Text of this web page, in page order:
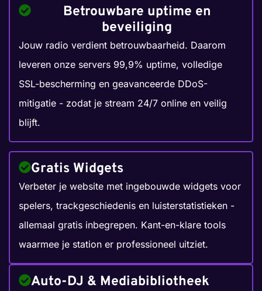
Betrouwbare uptime en
beveiliging
Jouw radio verdient betrouwbaarheid. Daarom
leveren onze servers 99,9% uptime, volledige
SSL-bescherming en geavanceerde DDoS-
mitigatie - zodat je stream 24/7 online en veilig
blijft.
Gratis Widgets
Verbeter je website met ingebouwde widgets voor
spelers, trackgeschiedenis en luisterstatistieken -
allemaal gratis inbegrepen. Kant-en-klare tools
waarmee je station er professioneel uitziet.
Auto-DJ & Mediabibliotheek